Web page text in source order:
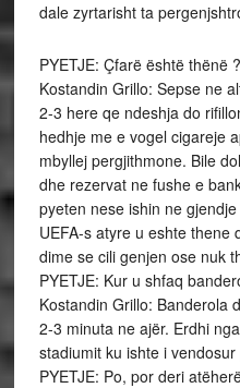
dale zyrtarisht ta
PYETJE: Çfarë është thënë ?
Kostandin Grillo: Sepse ne
2-3 here qe ndeshja do
hedhje me e vogel cigareje
mbyllej pergjithmone. Bile
dhe rezervat ne fushe e
pyeten nese ishin ne
UEFA-s atyre u eshte thene
dime se cili genjen ose nuk
PYETJE: Kur u shfaq
Kostandin Grillo: Banderola
2-3 minuta ne ajër. Erdhi
stadiumit ku ishte i
PYETJE: Po, por deri